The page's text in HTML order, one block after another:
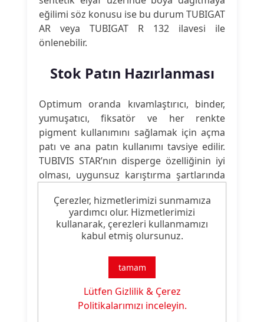
eğilimi söz konusu ise bu durum TUBIGAT
AR veya TUBIGAT R 132 ilavesi ile
önlenebilir.
Stok Patın Hazırlanması
Optimum oranda kıvamlaştırıcı, binder,
yumuşatıcı, fiksatör ve her renkte
pigment kullanımını sağlamak için açma
patı ve ana patın kullanımı tavsiye edilir.
TUBIVIS STAR’nın disperge özelliğinin iyi
olması, uygunsuz karıştırma şartlarında
üzerine daha sonra direkt olarak
eklenebilmesini mümkün kılar. Tüm patın
homojen olarak karıştığına dikkat
TUBIVIS STAR tamamen nötralize edildiği
için amonyak ilavesi normalde gerekli
değildir. Kuvvetli asit binder
kullanıldığında patın pH değerinin çok
Çerezler, hizmetlerimizi sunmamıza
yardımcı olur. Hizmetlerimizi
kullanarak, çerezleri kullanmamızı
kabul etmiş olursunuz.
tamam
Lütfen Gizlilik & Çerez
Politikalarımızı inceleyin.